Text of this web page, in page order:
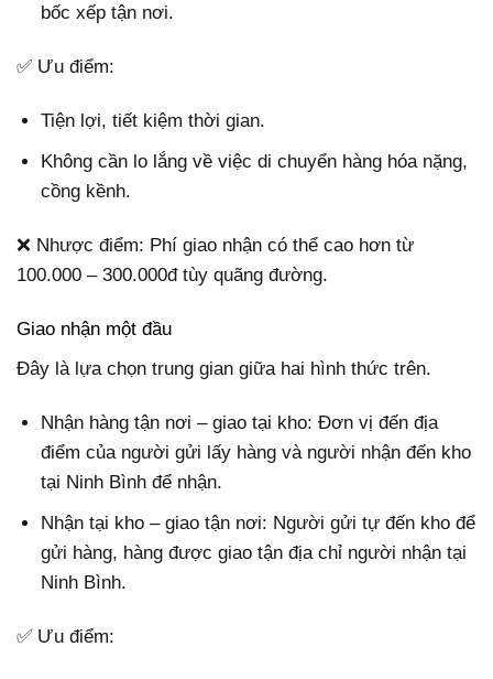
bốc xếp tận nơi.
✅ Ưu điểm:
Tiện lợi, tiết kiệm thời gian.
Không cần lo lắng về việc di chuyển hàng hóa nặng,
cồng kềnh.
❌ Nhược điểm: Phí giao nhận có thể cao hơn từ
100.000 – 300.000đ tùy quãng đường.
Giao nhận một đầu
Đây là lựa chọn trung gian giữa hai hình thức trên.
Nhận hàng tận nơi – giao tại kho: Đơn vị đến địa
điểm của người gửi lấy hàng và người nhận đến kho
tại Ninh Bình để nhận.
Nhận tại kho – giao tận nơi: Người gửi tự đến kho để
gửi hàng, hàng được giao tận địa chỉ người nhận tại
Ninh Bình.
✅ Ưu điểm: